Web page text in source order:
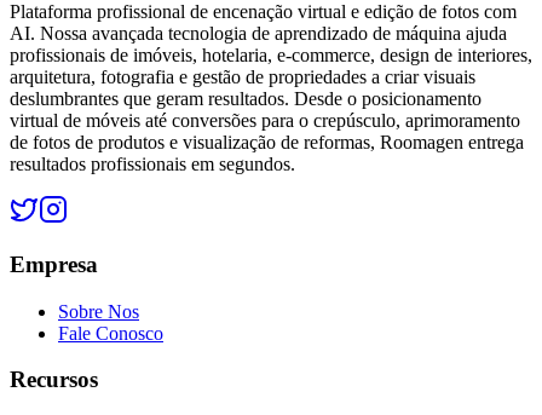
Plataforma profissional de encenação virtual e edição de fotos com
AI. Nossa avançada tecnologia de aprendizado de máquina ajuda
profissionais de imóveis, hotelaria, e-commerce, design de interiores,
arquitetura, fotografia e gestão de propriedades a criar visuais
deslumbrantes que geram resultados. Desde o posicionamento
virtual de móveis até conversões para o crepúsculo, aprimoramento
de fotos de produtos e visualização de reformas, Roomagen entrega
resultados profissionais em segundos.
Empresa
Sobre Nos
Fale Conosco
Recursos